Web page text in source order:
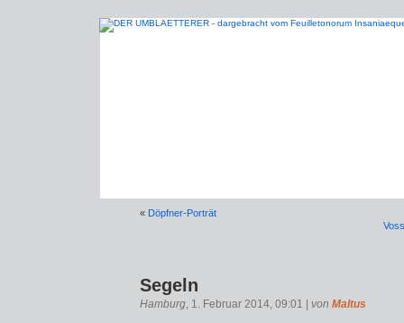
« Döpfner-Porträt
Segeln
Hamburg, 1. Februar 2014, 09:01 | von Maltus